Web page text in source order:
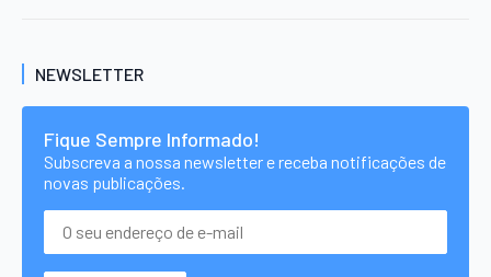
NEWSLETTER
Fique Sempre Informado!
Subscreva a nossa newsletter e receba notificações de
novas publicações.